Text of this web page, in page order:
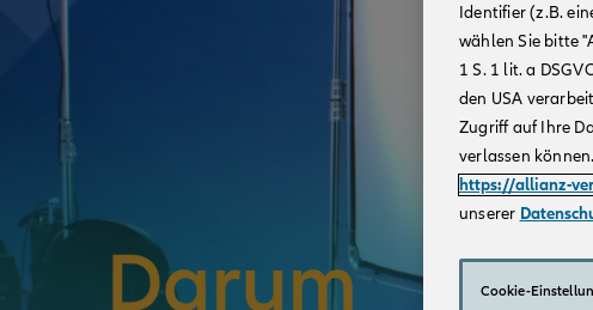
Identifier (z.B.
wählen Sie bitte
1 S. 1 lit. a
den USA
Zugriff auf Ihre
verlassen
https://allianz-
unserer
Cookie-